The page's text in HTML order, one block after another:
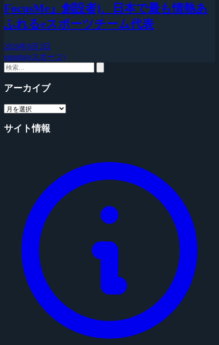
FocusMe』創設者)、日本で最も情熱あ
ふれるeスポーツチーム代表
2026年8月3日
esports(eスポーツ)
アーカイブ
サイト情報